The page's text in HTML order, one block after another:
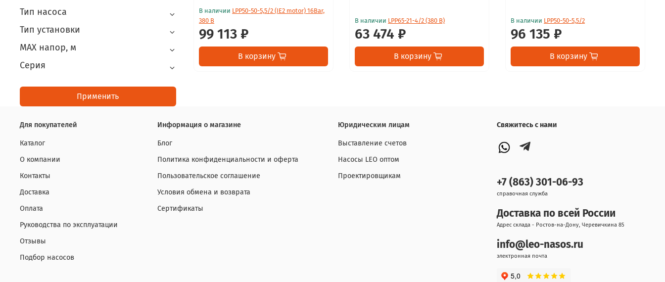
В наличии LPP50-50-5,5/2 (IE2 motor) 16Bar,
380 В
99 113 ₽
В корзину
В наличии LPP65-21-4/2 (380 В)
63 474 ₽
В корзину
В наличии LPP50-50-5,5/2
96 135 ₽
В корзину
Тип насоса
Тип установки
MAX напор, м
Серия
Применить
Для покупателей
Каталог
О компании
Контакты
Доставка
Оплата
Руководства по эксплуатации
Отзывы
Подбор насосов
Информация о магазине
Блог
Политика конфиденциальности и оферта
Пользовательское соглашение
Условия обмена и возврата
Сертификаты
Юридическим лицам
Выставление счетов
Насосы LEO оптом
Проектировщикам
Свяжитесь с нами
+7 (863) 301-06-93
справочная служба
Доставка по всей России
Адрес склада - Ростов-на-Дону, Черевичкина 85
info@leo-nasos.ru
электронная почта